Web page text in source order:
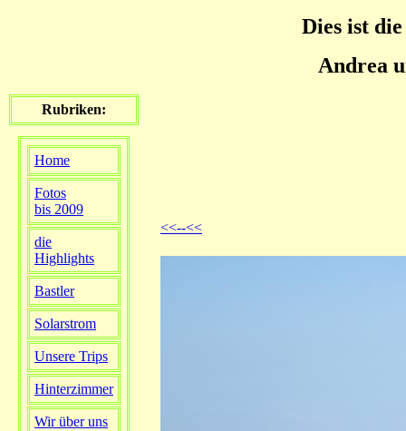
Dies ist
Andrea
Rubriken:
Home
Fotos
bis 2009
die
Highlights
Bastler
Solarstrom
Unsere Trips
Hinterzimmer
Wir über uns
<<--<<